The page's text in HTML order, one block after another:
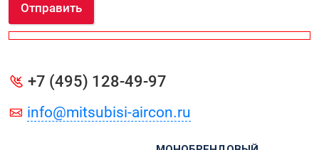
Отправить
+7 (495) 128-49-97
info@mitsubisi-aircon.ru